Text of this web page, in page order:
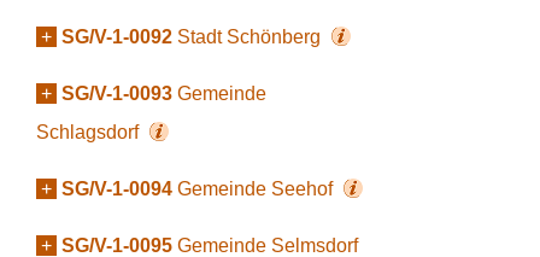
+ SG/V-1-0092 Stadt Schönberg
+ SG/V-1-0093 Gemeinde
Schlagsdorf
+ SG/V-1-0094 Gemeinde Seehof
+ SG/V-1-0095 Gemeinde Selmsdorf